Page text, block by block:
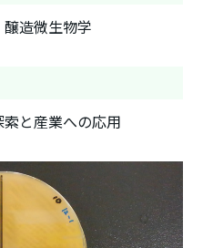
造微生物学
と産業への応用